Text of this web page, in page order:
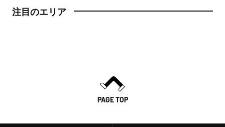
注目のエリア
PAGE TOP